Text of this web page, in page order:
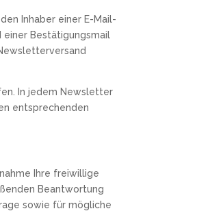
Inhaber einer E-Mail-
Bestätigungsmail
In jedem Newsletter
entsprechenden
Ihre freiwillige
Beantwortung
sowie für mögliche